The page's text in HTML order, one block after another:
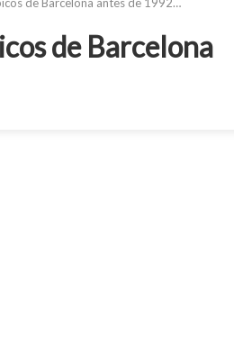
de Barcelona